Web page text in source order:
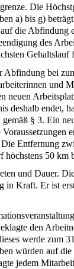
Die
a) bis g)
die Abfindung
des
Abfindung bei
und
neuen
deshalb endet,
§ 3. Ein
Voraussetzungen
Entfernung
höchstens 50 km
und Dauer.
in Kraft. Er ist
den
werde zum
würden auf
jedem